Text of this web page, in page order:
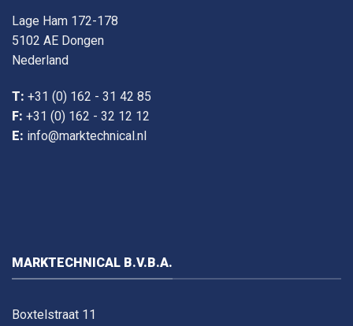
Lage Ham 172-178
5102 AE Dongen
Nederland
T: +31 (0) 162 - 31 42 85
F: +31 (0) 162 - 32 12 12
E: info@marktechnical.nl
MARKTECHNICAL B.V.B.A.
Boxtelstraat 11